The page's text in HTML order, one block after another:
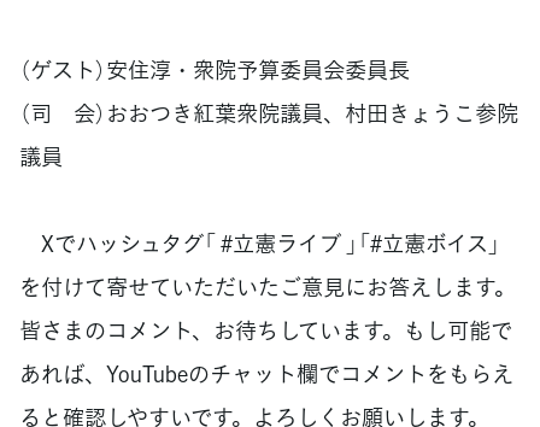
（ゲスト）安住淳・衆院予算委員会委員長
（司 会）おおつき紅葉衆院議員、村田きょうこ参院
議員
Xでハッシュタグ「 #立憲ライブ 」「#立憲ボイス」
を付けて寄せていただいたご意見にお答えします。
皆さまのコメント、お待ちしています。もし可能で
あれば、YouTubeのチャット欄でコメントをもらえ
ると確認しやすいです。よろしくお願いします。